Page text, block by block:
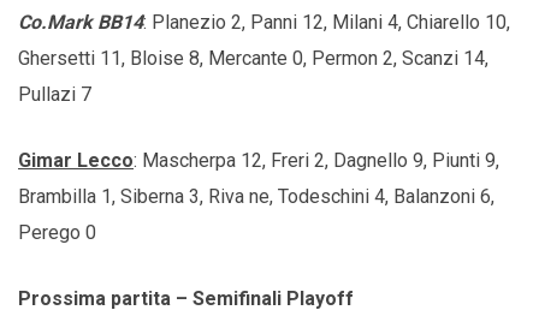
Co.Mark BB14: Planezio 2, Panni 12, Milani 4, Chiarello 10,
Ghersetti 11, Bloise 8, Mercante 0, Permon 2, Scanzi 14,
Pullazi 7
Gimar Lecco: Mascherpa 12, Freri 2, Dagnello 9, Piunti 9,
Brambilla 1, Siberna 3, Riva ne, Todeschini 4, Balanzoni 6,
Perego 0
Prossima partita – Semifinali Playoff